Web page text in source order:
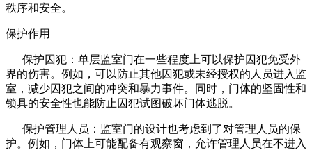
秩序和安全。
保护作用
保护囚犯：单层监室门在一些程度上可以保护囚犯免受外
界的伤害。例如，可以防止其他囚犯或未经授权的人员进入监
室，减少囚犯之间的冲突和暴力事件。同时，门体的坚固性和
锁具的安全性也能防止囚犯试图破坏门体逃脱。
保护管理人员：监室门的设计也考虑到了对管理人员的保
护。例如，门体上可能配备有观察窗，允许管理人员在不进入